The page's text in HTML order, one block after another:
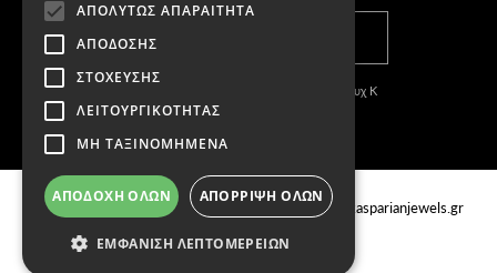
Copyright © 2011-2026 Κασπαριάν Σεμπουχ Κ
With
ΓΕΜΗ:57327504000
ΚΑΤΑΣΤΗΜΑΤΑ
Τσιμισκή 88, Θεσσαλονίκη Ελλάδα, 54622
Βενιζέλου 48, Θεσσαλονίκη Ελλάδα,
Email
info@kasparianjewels.gr
ΑΠΟΛΎΤΩΣ ΑΠΑΡΑΊΤΗΤΑ
ΑΠΌΔΟΣΗΣ
ΣΤΌΧΕΥΣΗΣ
ΛΕΙΤΟΥΡΓΙΚΌΤΗΤΑΣ
ΜΗ ΤΑΞΙΝΟΜΗΜΈΝΑ
ΑΠΟΔΟΧΉ ΌΛΩΝ ΑΠΌΡΡΙΨΗ ΌΛΩΝ
ΕΜΦΆΝΙΣΗ ΛΕΠΤΟΜΕΡΕΙΏΝ